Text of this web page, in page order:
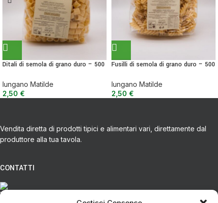
Ditali di semola di grano duro – 500
Iungano Matilde
2,50 €
Fusilli di semola di grano duro – 500
Iungano Matilde
2,50 €
Vendita diretta di prodotti tipici e alimentari vari, direttamente dal
produttore alla tua tavola.
CONTATTI